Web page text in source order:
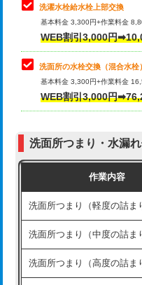
え）
マス交換（土の掘削・埋
マス交換（深さ50㎝未満）
マス交換（深さ50㎝以上）
モルタル補修（厚さ10㎝ま
モルタル補修（厚さ10㎝超
洗面台設置
バスタブ設置
交換・取付（タンク）
交換・取付(単水栓（壁付
式）)
交換・取付(混合水栓（壁
式・ワンホール）)
（P/S/ポップアップ））
交換・取付（その他部品）
持込商品取付（単水栓）
持込商品取付（混合水栓）
持込商品取付（浄水器・分
給水管工事※（ホール加工)
洗濯水栓給水栓上部交換
基本料金 3,300円+作業料金
WEB割引3,000円
洗面所の水栓交換（混合水栓
基本料金 3,300円+作業料金
WEB割引3,000円
洗面所つまり・水漏
作業内容
洗面所つまり（軽度の詰ま
洗面所つまり（中度の詰ま
洗面所つまり（高度の詰ま